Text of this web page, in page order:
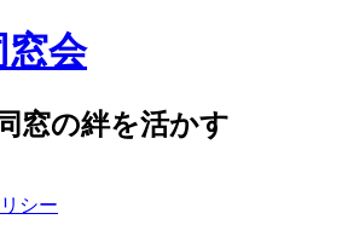
窓会
窓の絆を活かす
シー